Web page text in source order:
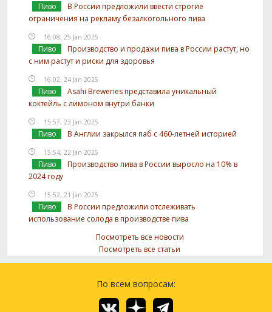
Пиво
В России предложили ввести строгие
ограничения на рекламу безалкогольного пива
16:08, 25 Jan 2025
Пиво
Производство и продажи пива в России растут, но
с ним растут и риски для здоровья
16:02, 24 Jan 2025
Пиво
Asahi Breweries представила уникальный
коктейль с лимоном внутри банки
15:57, 23 Jan 2025
Пиво В Англии закрылся паб с 460-летней историей
15:54, 22 Jan 2025
Пиво
Производство пива в России выросло на 10% в
2024 году
15:52, 21 Jan 2025
Пиво
В России предложили отслеживать
использование солода в производстве пива
Посмотреть все новости
Посмотреть все статьи
По всем вопросам: